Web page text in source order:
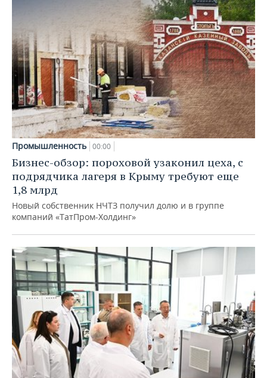
Промышленность 00:00
Бизнес-обзор: пороховой узаконил цеха, с
подрядчика лагеря в Крыму требуют еще
1,8 млрд
Новый собственник НЧТЗ получил долю и в группе
компаний «ТатПром-Холдинг»